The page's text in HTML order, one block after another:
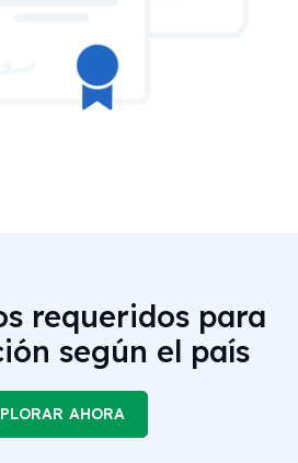
requeridos para
según el país
AHORA